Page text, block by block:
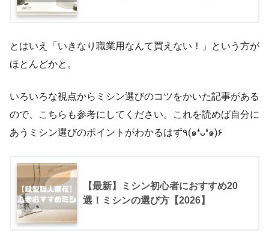
とはいえ「いきなり職業用なんて買えない！」という方が
ほとんどかと。
いろいろな視点からミシン選びのコツをかいた記事がある
ので、こちらも参考にしてください。これを読めば自分に
あうミシン選びのポイントがわかるはず٩(๑❛ᴗ❛๑)۶
【最新】ミシン初心者におすすめ20
選！ミシンの選び方【2026】